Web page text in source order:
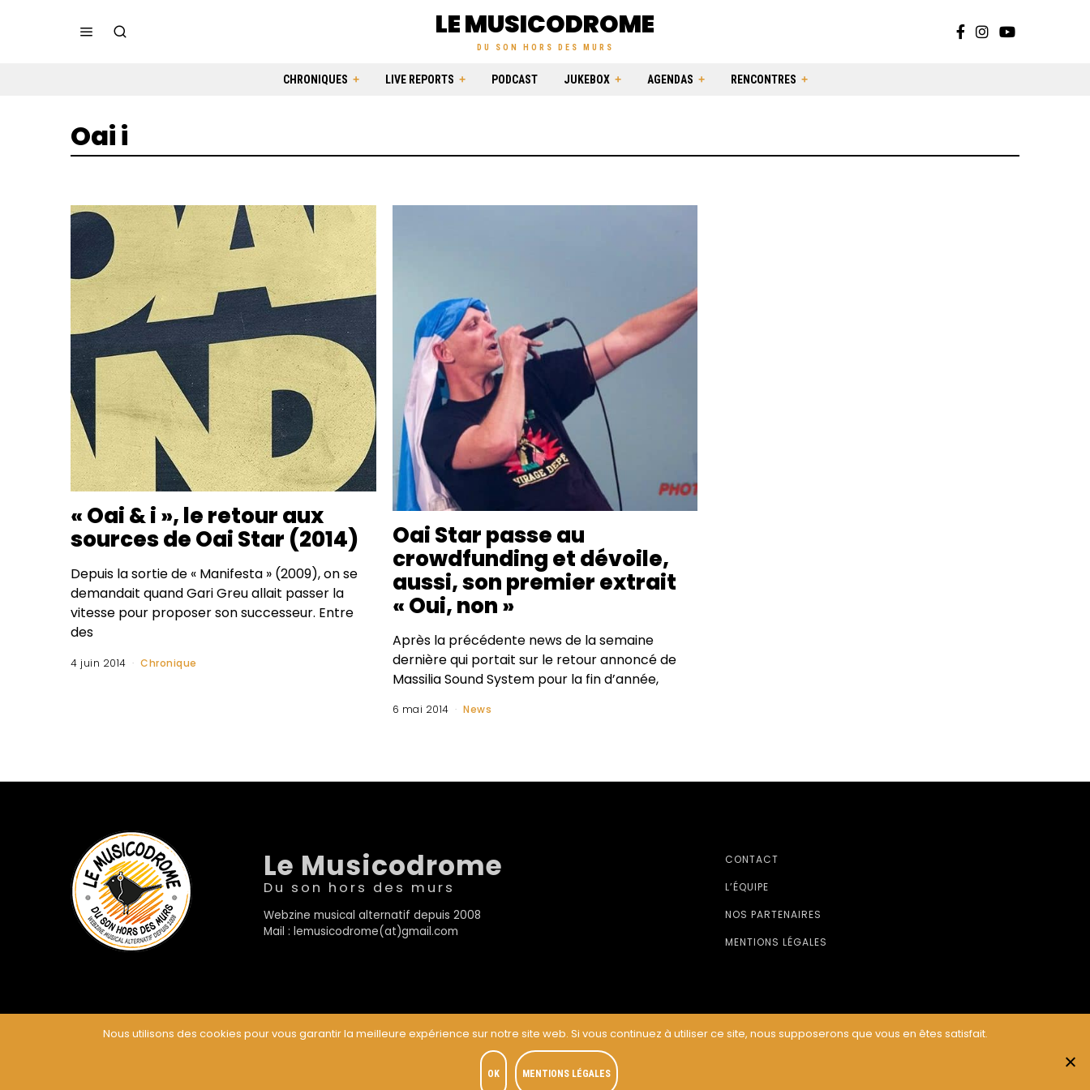
LE MUSICODROME
DU SON HORS DES MURS
CHRONIQUES LIVE REPORTS PODCAST JUKEBOX AGENDAS RENCONTRES
Oai i
« Oai & i », le retour aux
sources de Oai Star (2014)
Depuis la sortie de « Manifesta » (2009), on se
demandait quand Gari Greu allait passer la
vitesse pour proposer son successeur. Entre
des
4 juin 2014 Chronique
Oai Star passe au
crowdfunding et dévoile,
aussi, son premier extrait
« Oui, non »
Après la précédente news de la semaine
dernière qui portait sur le retour annoncé de
Massilia Sound System pour la fin d’année,
6 mai 2014 News
Le Musicodrome
Du son hors des murs
Webzine musical alternatif depuis 2008
Mail : lemusicodrome(at)gmail.com
CONTACT
L’ÉQUIPE
NOS PARTENAIRES
MENTIONS LÉGALES
Nous utilisons des cookies pour vous garantir la meilleure expérience sur notre site web. Si vous continuez à utiliser ce site, nous supposerons que vous en êtes satisfait.
OK MENTIONS LÉGALES